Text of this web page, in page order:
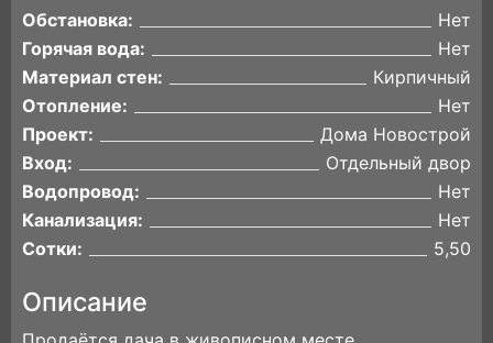
Обстановка:
Нет
Горячая вода:
Нет
Материал стен:
Кирпичный
Отопление:
Нет
Проект:
Дома Новострой
Вход:
Отдельный двор
Водопровод:
Нет
Канализация:
Нет
Сотки:
5,50
Описание